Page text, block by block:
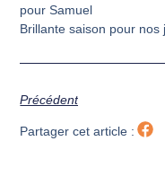
pour Samuel
Brillante saison pour
Précédent
Partager cet article :